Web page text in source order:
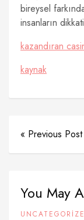
bireysel
insanların
kazandıran
kaynak
« Previous Post
You May